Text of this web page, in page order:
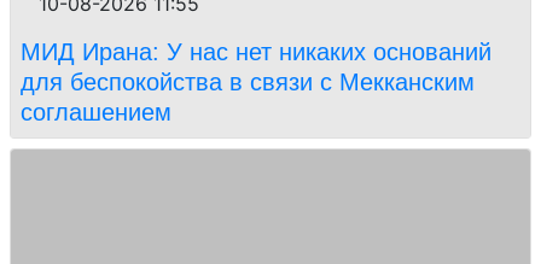
МИД Ирана: У нас нет никаких оснований
для беспокойства в связи с Мекканским
соглашением